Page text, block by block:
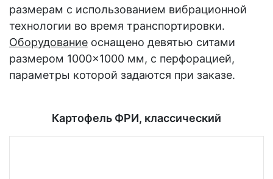
размерам с использованием вибрационной
технологии во время транспортировки.
Оборудование оснащено девятью ситами
размером 1000×1000 мм, с перфорацией,
параметры которой задаются при заказе.
Картофель ФРИ, классический